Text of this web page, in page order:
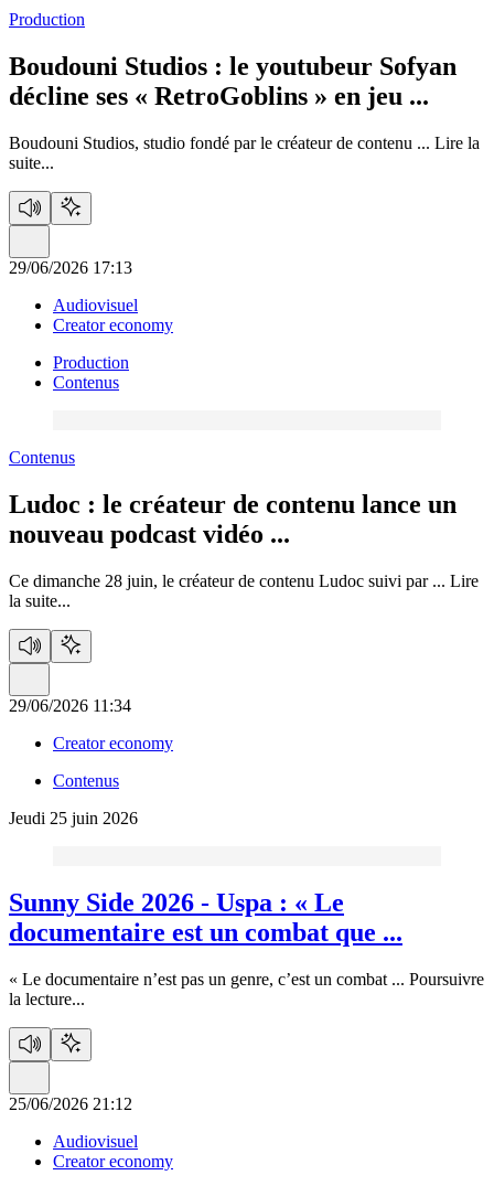
Production
Boudouni Studios : le youtubeur Sofyan
décline ses « RetroGoblins » en jeu ...
Boudouni Studios, studio fondé par le créateur de contenu ... Lire la
suite...
29/06/2026 17:13
Audiovisuel
Creator economy
Production
Contenus
Contenus
Ludoc : le créateur de contenu lance un
nouveau podcast vidéo ...
Ce dimanche 28 juin, le créateur de contenu Ludoc suivi par ... Lire
la suite...
29/06/2026 11:34
Creator economy
Contenus
Jeudi 25 juin 2026
Sunny Side 2026 - Uspa : « Le
documentaire est un combat que ...
« Le documentaire n’est pas un genre, c’est un combat ... Poursuivre
la lecture...
25/06/2026 21:12
Audiovisuel
Creator economy